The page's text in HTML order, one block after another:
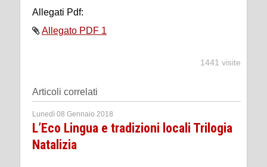
Allegati Pdf:
Allegato PDF 1
1441 visite
Articoli correlati
Lunedì 08 Gennaio 2018
L’Eco Lingua e tradizioni locali Trilogia
Natalizia